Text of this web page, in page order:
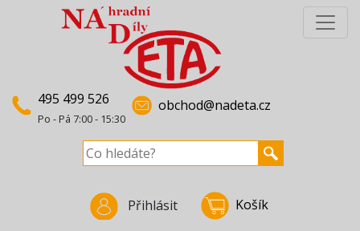
495 499 526
Po - Pá 7:00 - 15:30
obchod@nadeta.cz
Přihlásit Košík